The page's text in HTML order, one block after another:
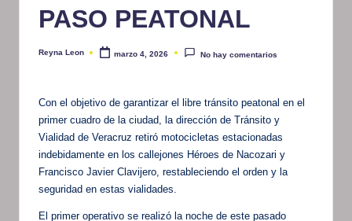
PASO PEATONAL
Publicado
Reyna Leon marzo 4, 2026 No hay comentarios
Con el objetivo de garantizar el libre tránsito peatonal en el
primer cuadro de la ciudad, la dirección de Tránsito y
Vialidad de Veracruz retiró motocicletas estacionadas
indebidamente en los callejones Héroes de Nacozari y
Francisco Javier Clavijero, restableciendo el orden y la
seguridad en estas vialidades.
El primer operativo se realizó la noche de este pasado